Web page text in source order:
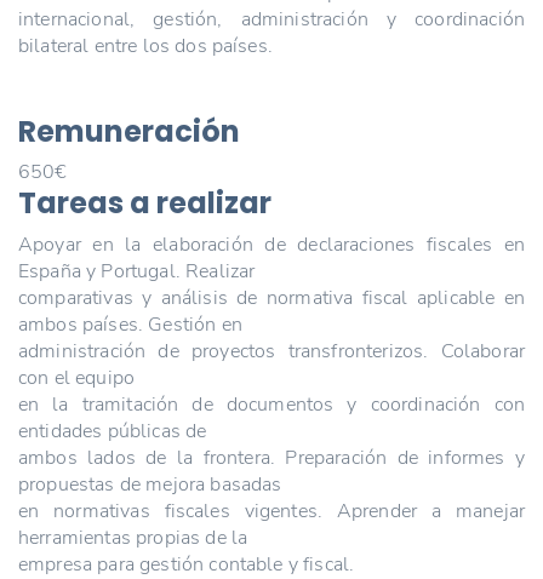
internacional, gestión, administración y coordinación
bilateral entre los dos países.
Remuneración
650€
Tareas a realizar
Apoyar en la elaboración de declaraciones fiscales en
España y Portugal. Realizar
comparativas y análisis de normativa fiscal aplicable en
ambos países. Gestión en
administración de proyectos transfronterizos. Colaborar
con el equipo
en la tramitación de documentos y coordinación con
entidades públicas de
ambos lados de la frontera. Preparación de informes y
propuestas de mejora basadas
en normativas fiscales vigentes. Aprender a manejar
herramientas propias de la
empresa para gestión contable y fiscal.